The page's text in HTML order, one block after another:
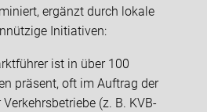
ergänzt durch lokale
Initiativen:
ist in über 100
präsent, oft im Auftrag der
(z. B. KVB-